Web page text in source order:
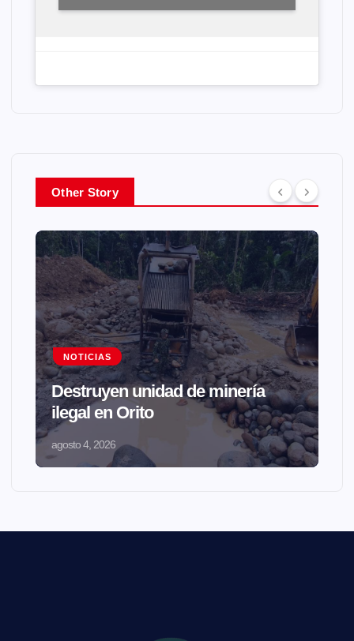
Other Story
NOTICIAS
Destruyen unidad de minería
ilegal en Orito
agosto 4, 2026